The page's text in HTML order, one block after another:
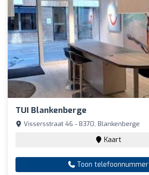
TUI Blankenberge
Vissersstraat 46 - 8370, Blankenberge
Kaart
Toon telefoonnummer